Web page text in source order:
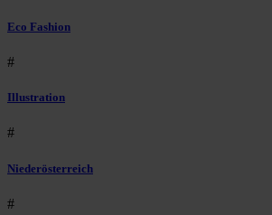
Eco Fashion
#
Illustration
#
Niederösterreich
#